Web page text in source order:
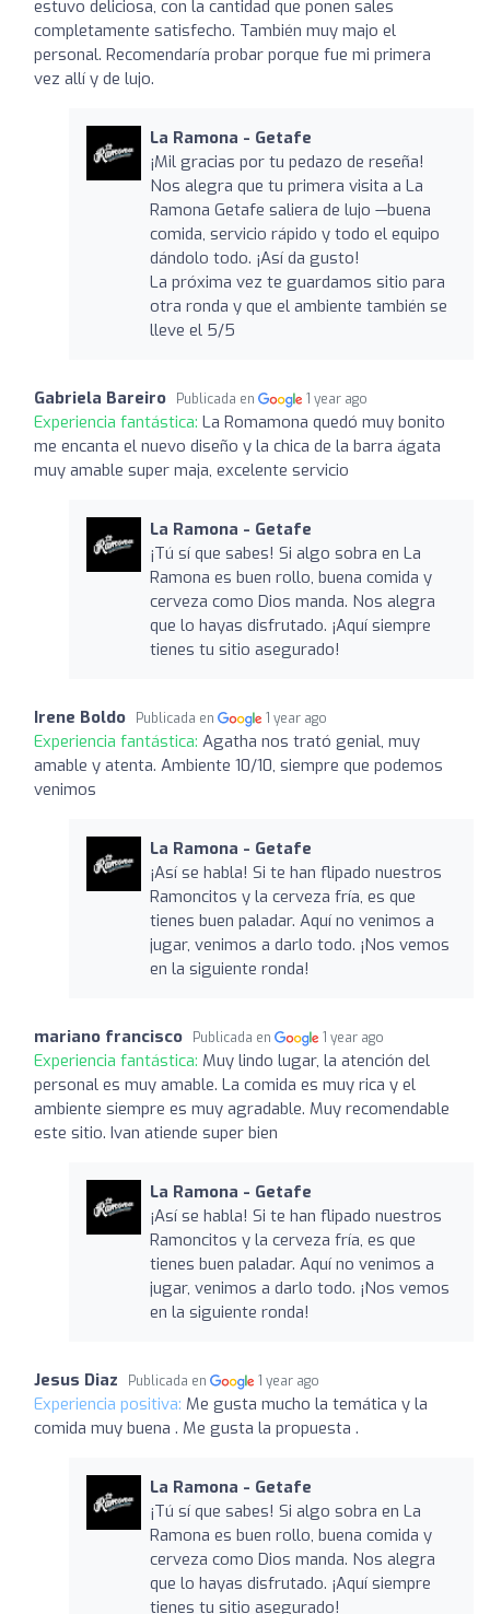
estuvo deliciosa, con la cantidad que ponen sales
completamente satisfecho. También muy majo el
personal. Recomendaría probar porque fue mi primera
vez allí y de lujo.
La Ramona - Getafe
¡Mil gracias por tu pedazo de reseña!
Nos alegra que tu primera visita a La
Ramona Getafe saliera de lujo —buena
comida, servicio rápido y todo el equipo
dándolo todo. ¡Así da gusto!
La próxima vez te guardamos sitio para
otra ronda y que el ambiente también se
lleve el 5/5
Gabriela Bareiro Publicada en 1 year ago
Experiencia fantástica: La Romamona quedó muy bonito
me encanta el nuevo diseño y la chica de la barra ágata
muy amable super maja, excelente servicio
La Ramona - Getafe
¡Tú sí que sabes! Si algo sobra en La
Ramona es buen rollo, buena comida y
cerveza como Dios manda. Nos alegra
que lo hayas disfrutado. ¡Aquí siempre
tienes tu sitio asegurado!
Irene Boldo Publicada en 1 year ago
Experiencia fantástica: Agatha nos trató genial, muy
amable y atenta. Ambiente 10/10, siempre que podemos
venimos
La Ramona - Getafe
¡Así se habla! Si te han flipado nuestros
Ramoncitos y la cerveza fría, es que
tienes buen paladar. Aquí no venimos a
jugar, venimos a darlo todo. ¡Nos vemos
en la siguiente ronda!
mariano francisco Publicada en 1 year ago
Experiencia fantástica: Muy lindo lugar, la atención del
personal es muy amable. La comida es muy rica y el
ambiente siempre es muy agradable. Muy recomendable
este sitio. Ivan atiende super bien
La Ramona - Getafe
¡Así se habla! Si te han flipado nuestros
Ramoncitos y la cerveza fría, es que
tienes buen paladar. Aquí no venimos a
jugar, venimos a darlo todo. ¡Nos vemos
en la siguiente ronda!
Jesus Diaz Publicada en 1 year ago
Experiencia positiva: Me gusta mucho la temática y la
comida muy buena . Me gusta la propuesta .
La Ramona - Getafe
¡Tú sí que sabes! Si algo sobra en La
Ramona es buen rollo, buena comida y
cerveza como Dios manda. Nos alegra
que lo hayas disfrutado. ¡Aquí siempre
tienes tu sitio asegurado!